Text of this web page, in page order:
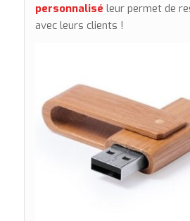
personnalisé leur permet de
avec leurs clients !